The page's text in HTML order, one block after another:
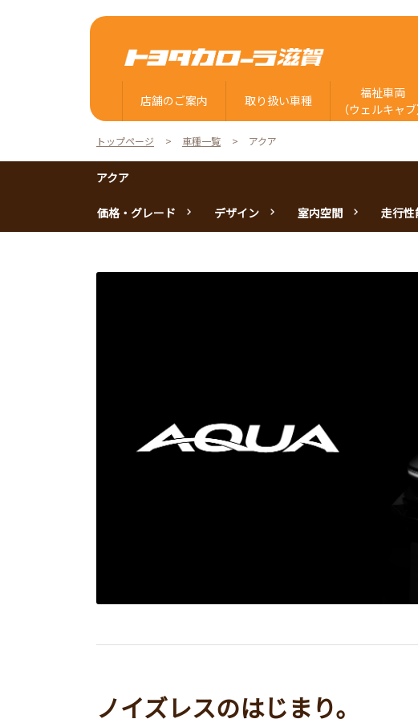
店舗のご案内 取り扱い車種
福祉車両
（ウェルキャブ
トップページ 車種一覧 アクア
アクア
価格・グレード デザイン 室内空間 走行性
ノイズレスのはじまり。